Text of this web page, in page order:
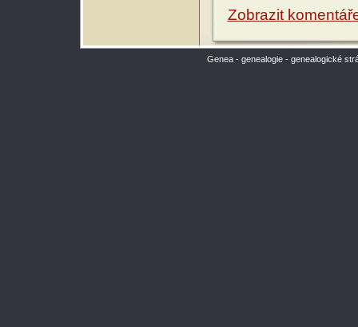
Zobrazit
Genea - genealogie - genealogické